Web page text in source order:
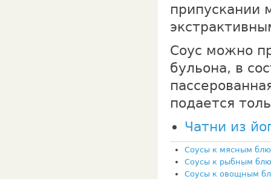
припускании
Соус можно
бульона, в
подается
Чатни из
Соусы к мясным
Соусы к рыбным
Соусы к овощным